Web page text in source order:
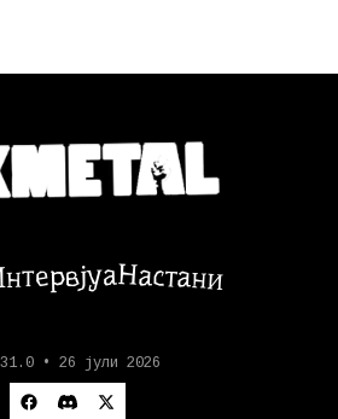
Настани
• 26 јули 2026